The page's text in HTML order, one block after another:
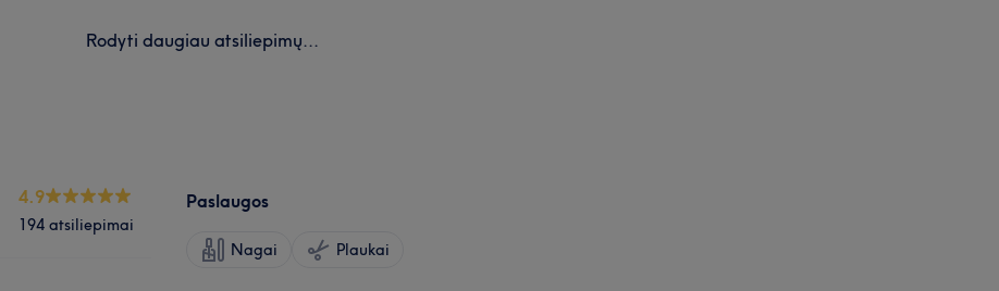
Rodyti daugiau atsiliepimų...
4.9
194 atsiliepimai
Paslaugos
Nagai Plaukai